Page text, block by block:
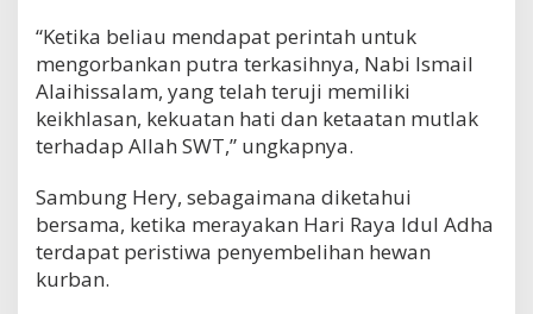
“Ketika beliau mendapat perintah untuk
mengorbankan putra terkasihnya, Nabi Ismail
Alaihissalam, yang telah teruji memiliki
keikhlasan, kekuatan hati dan ketaatan mutlak
terhadap Allah SWT,” ungkapnya.
Sambung Hery, sebagaimana diketahui
bersama, ketika merayakan Hari Raya Idul Adha
terdapat peristiwa penyembelihan hewan
kurban.